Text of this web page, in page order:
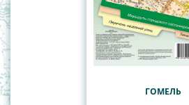
ГОМЕЛЬ